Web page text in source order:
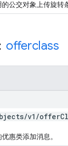
公交对象上传旋转
offerclass
/v1 /offer
惠类添加消息。